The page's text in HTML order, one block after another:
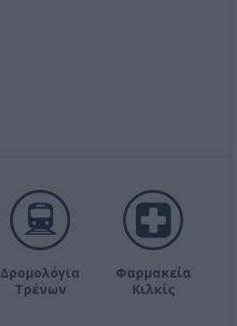
Δρομολόγια
Τρένων
Φαρμακεία
Κιλκίς